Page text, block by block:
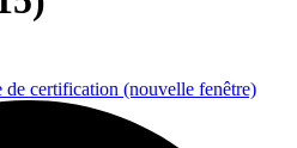
de certification (nouvelle fenêtre)